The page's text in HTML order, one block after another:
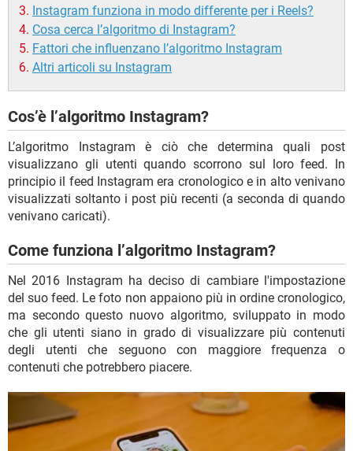
Instagram funziona in modo differente per i Reels?
Cosa cerca l’algoritmo di Instagram?
Fattori che influenzano l’algoritmo Instagram
Altri articoli su Instagram
Cos’è l’algoritmo Instagram?
L’algoritmo Instagram è ciò che determina quali post
visualizzano gli utenti quando scorrono sul loro feed. In
principio il feed Instagram era cronologico e in alto venivano
visualizzati soltanto i post più recenti (a seconda di quando
venivano caricati).
Come funziona l’algoritmo Instagram?
Nel 2016 Instagram ha deciso di cambiare l'impostazione
del suo feed. Le foto non appaiono più in ordine cronologico,
ma secondo questo nuovo algoritmo, sviluppato in modo
che gli utenti siano in grado di visualizzare più contenuti
degli utenti che seguono con maggiore frequenza o
contenuti che potrebbero piacere.